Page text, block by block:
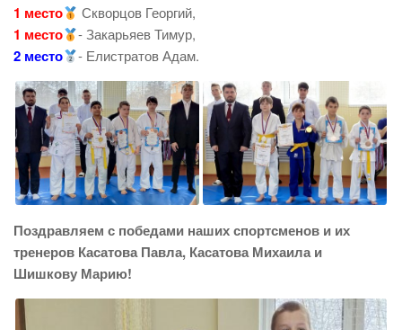
1 место Скворцов Георгий,
1 место - Закарьяев Тимур,
2 место - Елистратов Адам.
Поздравляем с победами наших спортсменов и их
тренеров Касатова Павла, Касатова Михаила и
Шишкову Марию!